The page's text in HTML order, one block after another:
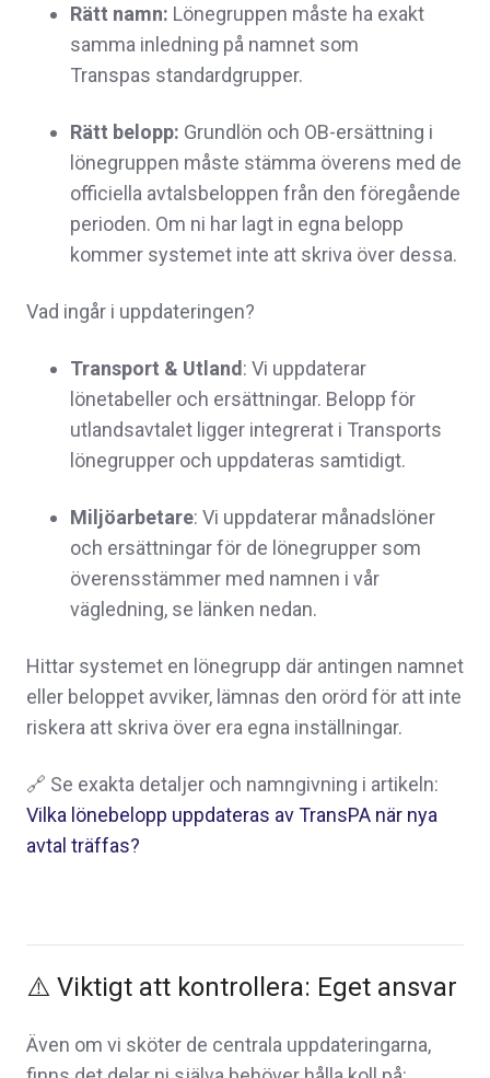
Rätt namn: Lönegruppen måste ha exakt
samma inledning på namnet som
Transpas standardgrupper.
Rätt belopp: Grundlön och OB-ersättning i
lönegruppen måste stämma överens med de
officiella avtalsbeloppen från den föregående
perioden. Om ni har lagt in egna belopp
kommer systemet inte att skriva över dessa.
Vad ingår i uppdateringen?
Transport & Utland: Vi uppdaterar
lönetabeller och ersättningar. Belopp för
utlandsavtalet ligger integrerat i Transports
lönegrupper och uppdateras samtidigt.
Miljöarbetare: Vi uppdaterar månadslöner
och ersättningar för de lönegrupper som
överensstämmer med namnen i vår
vägledning, se länken nedan.
Hittar systemet en lönegrupp där antingen namnet
eller beloppet avviker, lämnas den orörd för att inte
riskera att skriva över era egna inställningar.
🔗 Se exakta detaljer och namngivning i artikeln:
Vilka lönebelopp uppdateras av TransPA när nya
avtal träffas?
⚠️ Viktigt att kontrollera: Eget ansvar
Även om vi sköter de centrala uppdateringarna,